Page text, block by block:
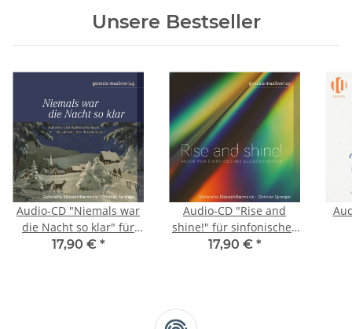
Unsere Bestseller
Audio-CD "Niemals war
die Nacht so klar" für
sinfonisches
17,90 € *
Audio-CD "Rise and
shine!" für sinfonisches
Blasorchester
17,90 € *